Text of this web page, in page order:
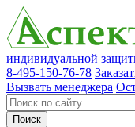
индивидуальной
8-495-150-76-78
Вызвать менеджера
Поиск